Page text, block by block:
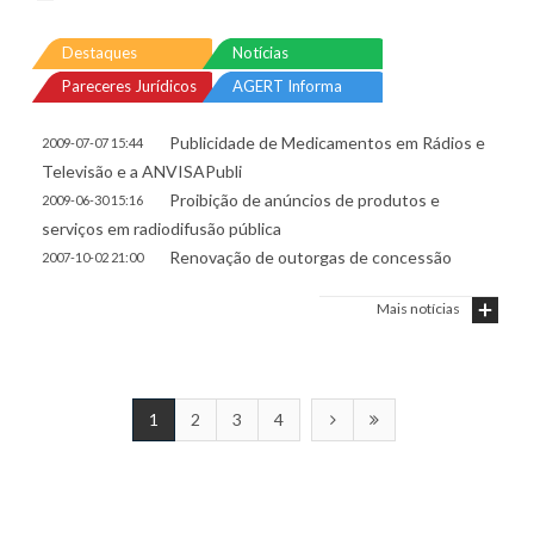
Destaques
Notícias
Pareceres Jurídicos
AGERT Informa
2009-07-07 15:44 Publicidade de Medicamentos em Rádios e
Televisão e a ANVISAPubli
2009-06-30 15:16 Proibição de anúncios de produtos e
serviços em radiodifusão pública
2007-10-02 21:00 Renovação de outorgas de concessão
Mais notícias
1 2 3 4